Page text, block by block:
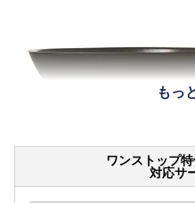
もっ
ワンストップ
対応サ